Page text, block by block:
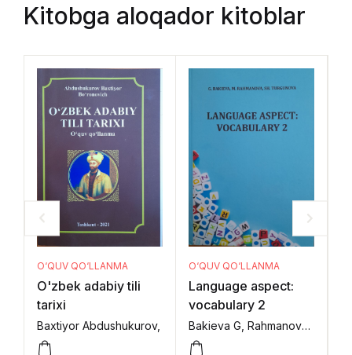
Kitobga aloqador kitoblar
O‘QUV QO‘LLANMA
O'zbek adabiy tili
tarixi
Baxtiyor Abdushukurov,
O‘QUV QO‘LLANMA
Language aspect:
vocabulary 2
Bakieva G, Rahmanova M., Turgunova Sh,